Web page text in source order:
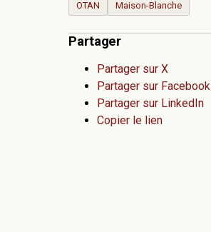
OTAN Maison-Blanche
Partager
Partager sur X
Partager sur Facebook
Partager sur LinkedIn
Copier le lien